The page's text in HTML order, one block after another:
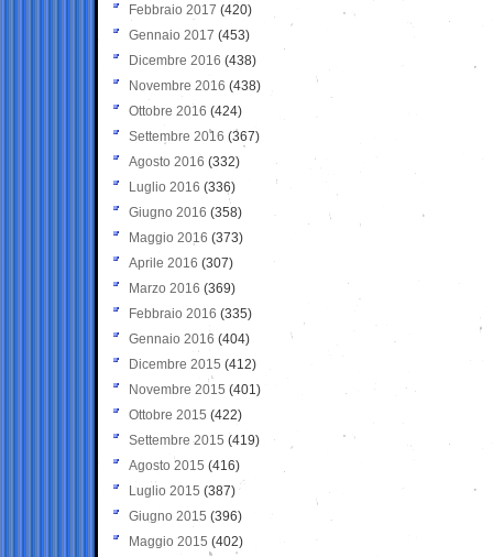
Febbraio 2017 (420)
Gennaio 2017 (453)
Dicembre 2016 (438)
Novembre 2016 (438)
Ottobre 2016 (424)
Settembre 2016 (367)
Agosto 2016 (332)
Luglio 2016 (336)
Giugno 2016 (358)
Maggio 2016 (373)
Aprile 2016 (307)
Marzo 2016 (369)
Febbraio 2016 (335)
Gennaio 2016 (404)
Dicembre 2015 (412)
Novembre 2015 (401)
Ottobre 2015 (422)
Settembre 2015 (419)
Agosto 2015 (416)
Luglio 2015 (387)
Giugno 2015 (396)
Maggio 2015 (402)